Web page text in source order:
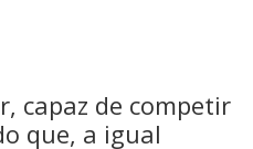
capaz de competir
que, a igual